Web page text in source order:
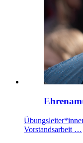
Vorstandsarbeit …